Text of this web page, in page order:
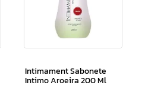
Intimament Sabonete
Intimo Aroeira 200 Ml